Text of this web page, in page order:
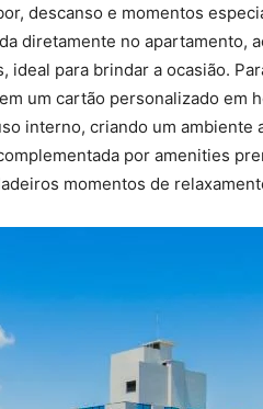
descanso e momentos
diretamente no apartamento,
ideal para brindar a ocasião.
um cartão personalizado em
interno, criando um ambiente
por amenities
momentos de